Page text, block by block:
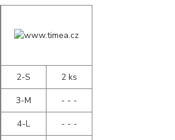
2-S
2 ks
3-M
- - -
4-L
- - -